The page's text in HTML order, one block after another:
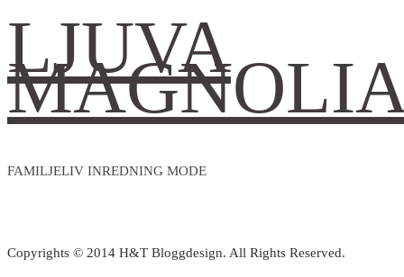
LJUVA
FAMILJELIV INREDNING MODE
Copyrights © 2014 H&T Bloggdesign. All Rights Reserved.